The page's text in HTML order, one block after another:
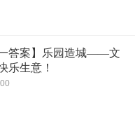
一答案】乐园造城——文
乐生意！